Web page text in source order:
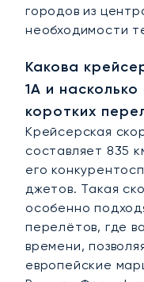
городов из
необходимости
Какова
1A и
коротких
Крейсерская
составляет 835
его
джетов. Такая
особенно
перелётов, где
времени,
европейские